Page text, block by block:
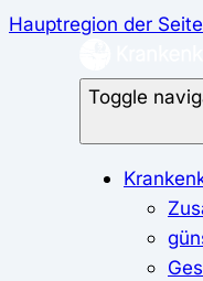
Hauptregion der
Toggle